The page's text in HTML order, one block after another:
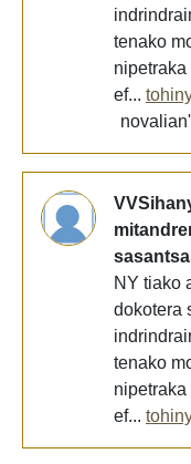
tenako
ef...
NY tiako
dokotera
tenako
ef...